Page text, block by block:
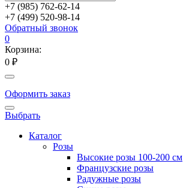
+7 (985) 762-62-14
+7 (499) 520-98-14
Обратный звонок
0
Корзина:
0 ₽
Оформить заказ
Выбрать
Каталог
Розы
Высокие розы 100-200 см
Французские розы
Радужные розы